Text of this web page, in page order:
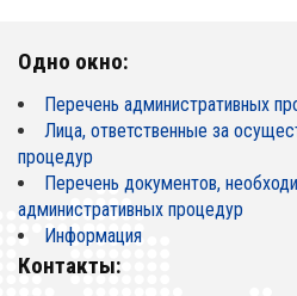
Одно окно:
Перечень административных
Лица, ответственные за
процедур
Перечень документов,
административных процедур
Информация
Контакты: